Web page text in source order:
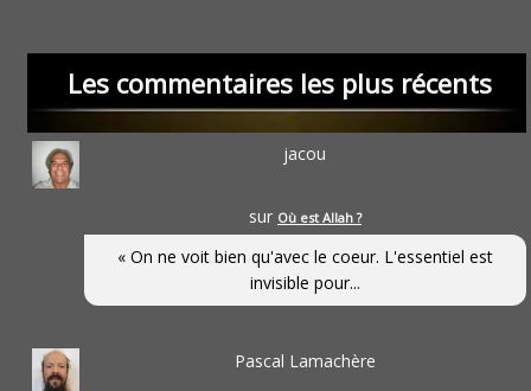
Les commentaires les plus récents
jacou
sur Où est Allah ?
« On ne voit bien qu'avec le coeur. L'essentiel est
invisible pour...
Pascal Lamachère